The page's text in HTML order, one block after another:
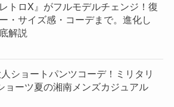
トロX』がフルモデルチェンジ！復
・サイズ感・コーデまで。進化し
解説
ショートパンツコーデ！ミリタリ
ョーツ夏の湘南メンズカジュアル